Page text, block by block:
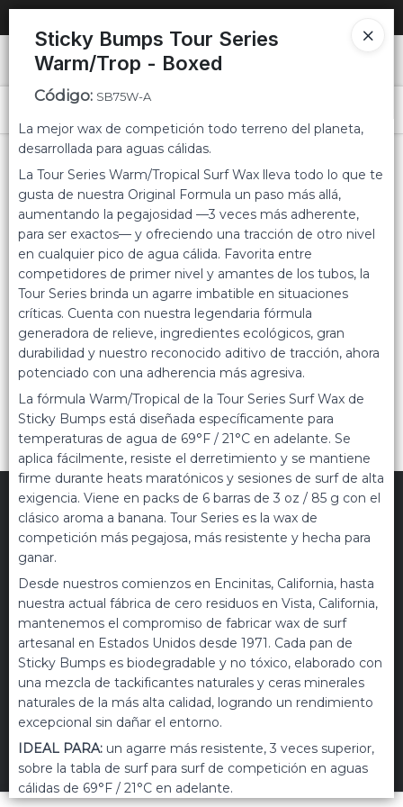
Sticky Bumps Tour Series
Warm/Trop - Boxed
Código: SB75W-A
La mejor wax de competición todo terreno del planeta,
desarrollada para aguas cálidas.
La Tour Series Warm/Tropical Surf Wax lleva todo lo que te
gusta de nuestra Original Formula un paso más allá,
aumentando la pegajosidad —3 veces más adherente,
para ser exactos— y ofreciendo una tracción de otro nivel
en cualquier pico de agua cálida. Favorita entre
competidores de primer nivel y amantes de los tubos, la
Tour Series brinda un agarre imbatible en situaciones
críticas. Cuenta con nuestra legendaria fórmula
generadora de relieve, ingredientes ecológicos, gran
durabilidad y nuestro reconocido aditivo de tracción, ahora
potenciado con una adherencia más agresiva.
La fórmula Warm/Tropical de la Tour Series Surf Wax de
Sticky Bumps está diseñada específicamente para
temperaturas de agua de 69°F / 21°C en adelante. Se
aplica fácilmente, resiste el derretimiento y se mantiene
firme durante heats maratónicos y sesiones de surf de alta
exigencia. Viene en packs de 6 barras de 3 oz / 85 g con el
clásico aroma a banana. Tour Series es la wax de
competición más pegajosa, más resistente y hecha para
ganar.
Desde nuestros comienzos en Encinitas, California, hasta
nuestra actual fábrica de cero residuos en Vista, California,
mantenemos el compromiso de fabricar wax de surf
artesanal en Estados Unidos desde 1971. Cada pan de
Sticky Bumps es biodegradable y no tóxico, elaborado con
una mezcla de tackificantes naturales y ceras minerales
naturales de la más alta calidad, logrando un rendimiento
excepcional sin dañar el entorno.
IDEAL PARA: un agarre más resistente, 3 veces superior,
sobre la tabla de surf para surf de competición en aguas
cálidas de 69°F / 21°C en adelante.
Ingresar a la Tienda
PUNTOS DE VENTA
CÓMO COMPRAR
QUIÉNES SOMOS
CONTACTO Lista vacía
TRIPPIN©2026
Políticas de privacidad
Términos de uso
Hecho con ❤️por VentasxMayor
Uruguay
+54 9 11 5311 3232